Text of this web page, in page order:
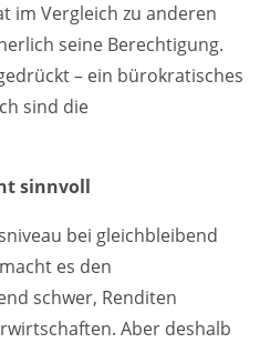
im Vergleich zu anderen
seine Berechtigung.
– ein bürokratisches
sind die
sinnvoll
bei gleichbleibend
es den
schwer, Renditen
Aber deshalb